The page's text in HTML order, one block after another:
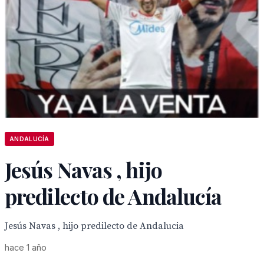
ANDALUCÍA
Jesús Navas , hijo
predilecto de Andalucía
Jesús Navas , hijo predilecto de Andalucia
hace 1 año